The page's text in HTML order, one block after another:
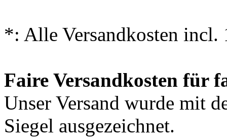
*: Alle Versandkosten incl.
Faire Versandkosten für
Unser Versand wurde mit
Siegel ausgezeichnet.